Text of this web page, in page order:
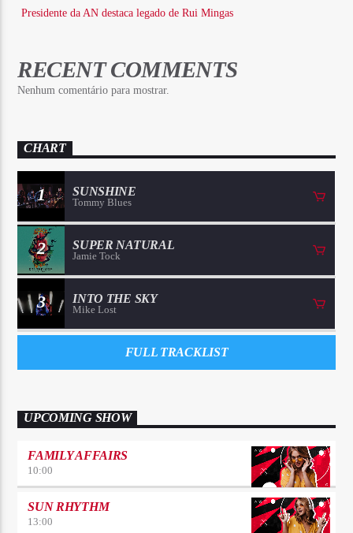
Presidente da AN destaca legado de Rui Mingas
RECENT COMMENTS
Nenhum comentário para mostrar.
CHART
1 SUNSHINE
Tommy Blues
2 SUPER NATURAL
Jamie Tock
3 INTO THE SKY
Mike Lost
FULL TRACKLIST
UPCOMING SHOW
FAMILY AFFAIRS
10:00
SUN RHYTHM
13:00